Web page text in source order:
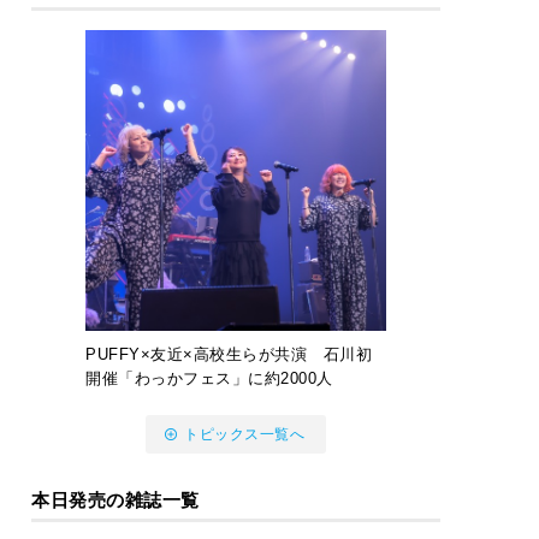
PUFFY×友近×高校生らが共演 石川初
開催「わっかフェス」に約2000人
トピックス一覧へ
本日発売の雑誌一覧